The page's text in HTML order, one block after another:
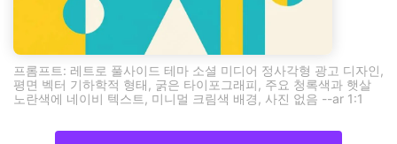
프롬프트: 레트로 풀사이드 테마 소셜 미디어 정사각형 광고 디자인,
평면 벡터 기하학적 형태, 굵은 타이포그래피, 주요 청록색과 햇살
노란색에 네이비 텍스트, 미니멀 크림색 배경, 사진 없음 --ar 1:1